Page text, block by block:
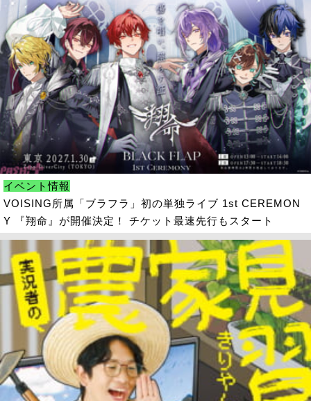
イベント情報
VOISING所属「ブラフラ」初の単独ライブ 1st CEREMON
Y 『翔命』が開催決定！ チケット最速先行もスタート